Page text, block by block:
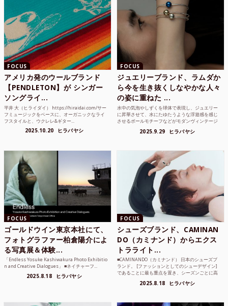
FOCUS
アメリカ発のウールブランド
【PENDLETON】が シンガー
ソングライ...
平井 大（ヒライダイ） https://hiraidai.com/サー
フミュージックをベースに、オーガニックなライ
フスタイルと、ウクレレ&ギター...
2025.10.20 ヒラバヤシ
FOCUS
ジュエリーブランド、ラムダか
ら今を生き抜くしなやかな人々
の姿に重ねた ...
水中の気泡やしずくを球体で表現し、ジュエリー
に昇華させて、水にたゆたうような浮遊感を感じ
させるボールモチーフなどがモダンヴィンテージ
2025.9.29 ヒラバヤシ
FOCUS
ゴールドウイン東京本社にて、
フォトグラファー柏倉陽介によ
る写真展＆体験...
「Endless Yosuke Kashiwakura Photo Exhibitio
n and Creative Dialogues」 ■ネイチャーフ...
2025.8.18 ヒラバヤシ
FOCUS
シューズブランド、CAMINAN
DO（カミナンド）からエクス
トラライト...
■CAMINANDO（カミナンド） 日本のシューズブ
ランド。 [ファッションとしてのシューデザイン]
であることに最も重点を置き、シーズンごとに高
2025.8.18 ヒラバヤシ